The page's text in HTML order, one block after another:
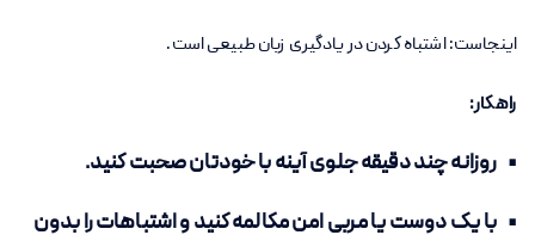
اینجاست: اشتباه کردن در یادگیری زبان طبیعی است.
راهکار:
• روزانه چند دقیقه جلوی آینه با خودتان صحبت کنید.
• با یک دوست یا مربی امن مکالمه کنید و اشتباهات را بدون